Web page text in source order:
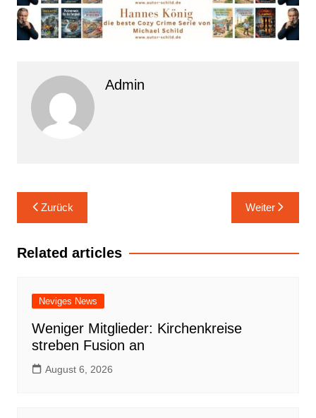
Admin
Beitrags-
Navigation
Zurück Weiter
Related articles
Neviges News
Weniger Mitglieder: Kirchenkreise
streben Fusion an
August 6, 2026